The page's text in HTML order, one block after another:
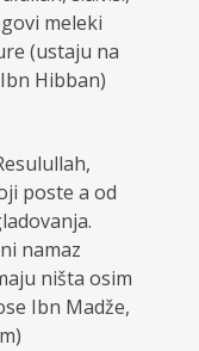
meleki
(ustaju na
Hibban)
poste a od
namaz
ništa osim
Ibn Madže,